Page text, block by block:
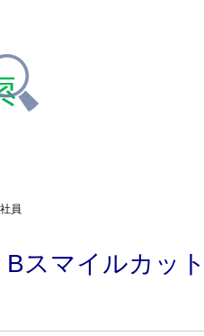
員
スマイルカッ